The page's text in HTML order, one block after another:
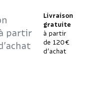
Livraison
gratuite
à partir
de 120€
d’achat